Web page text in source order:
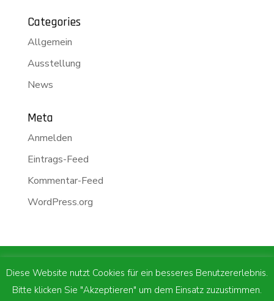
Categories
Allgemein
Ausstellung
News
Meta
Anmelden
Eintrags-Feed
Kommentar-Feed
WordPress.org
6010 Kriens |041 312 10 30|
info@mpnetwork.ch |Impressum|
Diese Website nutzt Cookies für ein besseres Benutzererlebnis.
Bitte klicken Sie "Akzeptieren" um dem Einsatz zuzustimmen.